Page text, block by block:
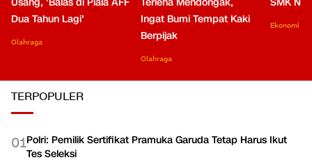
Dua Tahun Lagi'
Olahraga
Ingat Bumi Tempat Kaki
Berpijak
Olahraga
Ekonomi
TERPOPULER
01Polri: Pemilik Sertifikat Pramuka Garuda Tetap Harus Ikut
Tes Seleksi